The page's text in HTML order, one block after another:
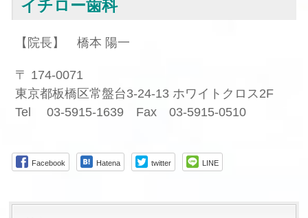
イチロー歯科
【院長】 橋本 陽一
〒 174-0071
東京都板橋区常盤台3-24-13 ホワイトクロス2F
Tel 03-5915-1639 Fax 03-5915-0510
Facebook Hatena twitter LINE